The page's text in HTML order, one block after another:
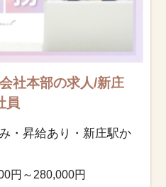
業様
社本部の求人/新庄
員
・昇給あり・新庄駅か
円～280,000円